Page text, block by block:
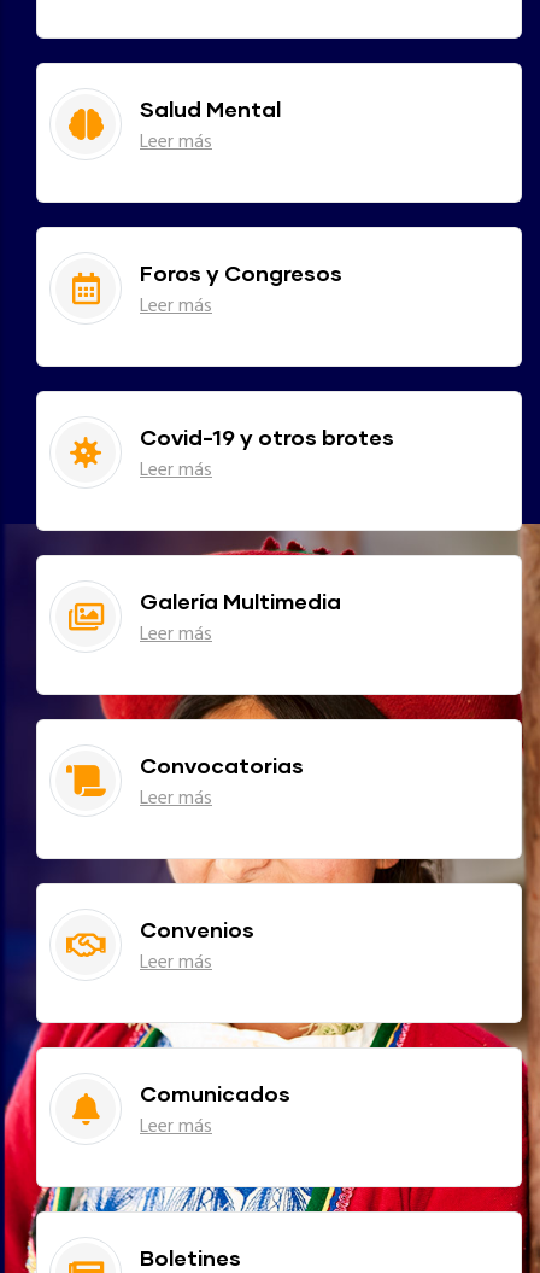
Salud Mental
Leer más
Foros y Congresos
Leer más
Covid-19 y otros brotes
Leer más
Galería Multimedia
Leer más
Convocatorias
Leer más
Convenios
Leer más
Comunicados
Leer más
Boletines